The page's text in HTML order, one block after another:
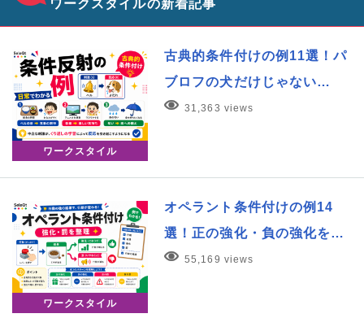
ワークスタイルの新着記事
ワークスタイル
古典的条件付けの例11選！パ
ブロフの犬だけじゃない…
31,363 views
ワークスタイル
オペラント条件付けの例14
選！正の強化・負の強化を…
55,169 views